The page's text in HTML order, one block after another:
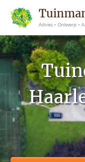
Advies • Ontwerp •